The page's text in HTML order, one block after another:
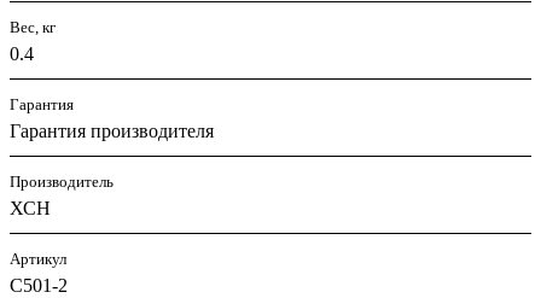
Вес, кг
0.4
Гарантия
Гарантия производителя
Производитель
ХСН
Артикул
С501-2